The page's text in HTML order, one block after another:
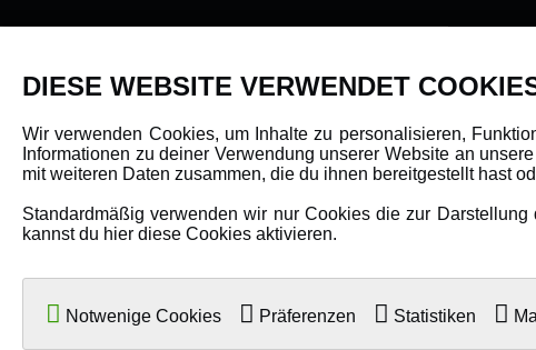
Helikopter Collective Pitch, Fixed Pitch
Multikopter in verschiedenen Ausführungen
Flugzeuge für alle Anforderungen
Spielzeug für Kinder
DIESE WEBSITE VERWENDET
Wir verwenden Cookies, um Inhalte zu personalisieren,
Informationen zu deiner Verwendung unserer Website an
mit weiteren Daten zusammen, die du ihnen bereitgestellt hast
Standardmäßig verwenden wir nur Cookies die zur
kannst du hier diese Cookies aktivieren.
Notwenige Cookies Präferenzen Statistiken